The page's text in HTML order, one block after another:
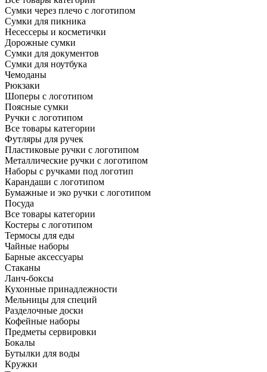
Сумки через плечо с логотипом
Сумки для пикника
Несессеры и косметички
Дорожные сумки
Сумки для документов
Сумки для ноутбука
Чемоданы
Рюкзаки
Шоперы с логотипом
Поясные сумки
Ручки с логотипом
Все товары категории
Футляры для ручек
Пластиковые ручки с логотипом
Металлические ручки с логотипом
Наборы с ручками под логотип
Карандаши с логотипом
Бумажные и эко ручки с логотипом
Посуда
Все товары категории
Костеры с логотипом
Термосы для еды
Чайные наборы
Барные аксессуары
Стаканы
Ланч-боксы
Кухонные принадлежности
Мельницы для специй
Разделочные доски
Кофейные наборы
Предметы сервировки
Бокалы
Бутылки для воды
Кружки